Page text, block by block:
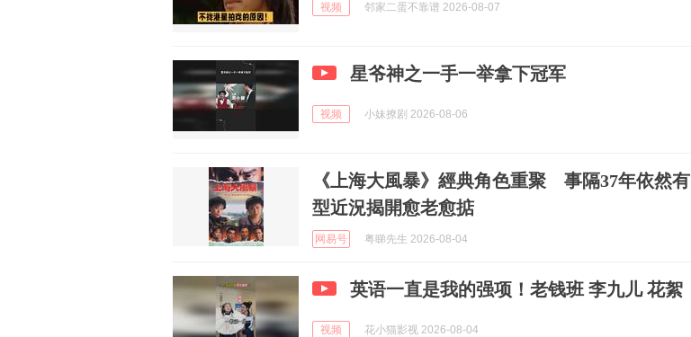
视频 邻家二蛋不靠谱 2026-08-07
星爷神之一手一举拿下冠军
视频 小妹撩剧 2026-08-06
《上海大風暴》經典角色重聚 事隔37年依然有
型近況揭開愈老愈掂
网易号 粤睇先生 2026-08-04
英语一直是我的强项！老钱班 李九儿 花絮
视频 花小猫影视 2026-08-04